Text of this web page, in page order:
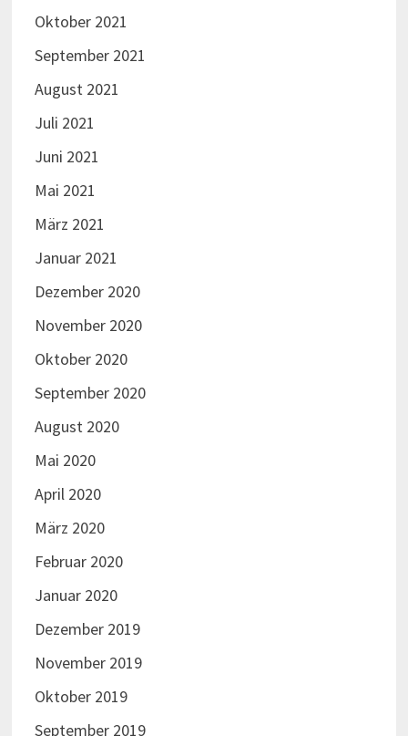
Oktober 2019
September 2019
August 2019
Juli 2019
Juni 2019
Mai 2019
April 2019
März 2019
Februar 2019
Januar 2019
Dezember 2018
November 2018
Oktober 2018
September 2018
August 2018
Juli 2018
Juni 2018
Mai 2018
April 2018
März 2018
Februar 2018
Januar 2018